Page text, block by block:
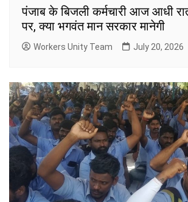
पंजाब के बिजली कर्मचारी आज आधी
पर, क्या भगवंत मान सरकार मानेगी
Workers Unity Team July 20, 2026